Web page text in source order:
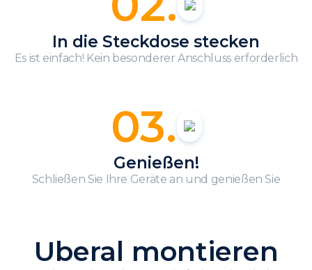
In die Steckdose stecken
Es ist einfach! Kein besonderer Anschluss erforderlich
03.
Genießen!
Schließen Sie Ihre Geräte an und genießen Sie
Uberal montieren